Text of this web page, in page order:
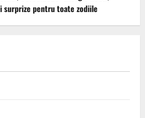
pentru toate zodiile